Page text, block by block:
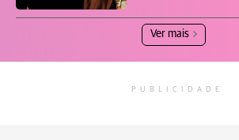
Ver mais
PUBLICIDADE